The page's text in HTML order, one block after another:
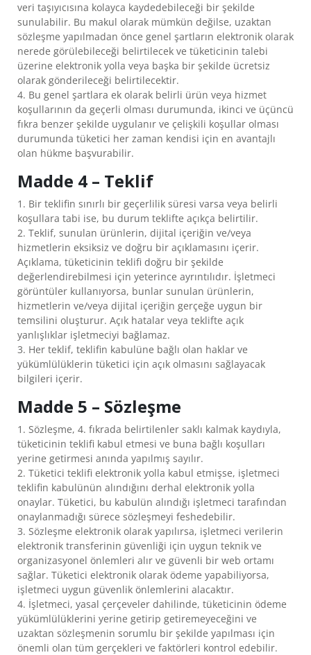
veri taşıyıcısına kolayca kaydedebileceği bir şekilde
sunulabilir. Bu makul olarak mümkün değilse, uzaktan
sözleşme yapılmadan önce genel şartların elektronik olarak
nerede görülebileceği belirtilecek ve tüketicinin talebi
üzerine elektronik yolla veya başka bir şekilde ücretsiz
olarak gönderileceği belirtilecektir.
4. Bu genel şartlara ek olarak belirli ürün veya hizmet
koşullarının da geçerli olması durumunda, ikinci ve üçüncü
fıkra benzer şekilde uygulanır ve çelişkili koşullar olması
durumunda tüketici her zaman kendisi için en avantajlı
olan hükme başvurabilir.
Madde 4 – Teklif
1. Bir teklifin sınırlı bir geçerlilik süresi varsa veya belirli
koşullara tabi ise, bu durum teklifte açıkça belirtilir.
2. Teklif, sunulan ürünlerin, dijital içeriğin ve/veya
hizmetlerin eksiksiz ve doğru bir açıklamasını içerir.
Açıklama, tüketicinin teklifi doğru bir şekilde
değerlendirebilmesi için yeterince ayrıntılıdır. İşletmeci
görüntüler kullanıyorsa, bunlar sunulan ürünlerin,
hizmetlerin ve/veya dijital içeriğin gerçeğe uygun bir
temsilini oluşturur. Açık hatalar veya teklifte açık
yanlışlıklar işletmeciyi bağlamaz.
3. Her teklif, teklifin kabulüne bağlı olan haklar ve
yükümlülüklerin tüketici için açık olmasını sağlayacak
bilgileri içerir.
Madde 5 – Sözleşme
1. Sözleşme, 4. fıkrada belirtilenler saklı kalmak kaydıyla,
tüketicinin teklifi kabul etmesi ve buna bağlı koşulları
yerine getirmesi anında yapılmış sayılır.
2. Tüketici teklifi elektronik yolla kabul etmişse, işletmeci
teklifin kabulünün alındığını derhal elektronik yolla
onaylar. Tüketici, bu kabulün alındığı işletmeci tarafından
onaylanmadığı sürece sözleşmeyi feshedebilir.
3. Sözleşme elektronik olarak yapılırsa, işletmeci verilerin
elektronik transferinin güvenliği için uygun teknik ve
organizasyonel önlemleri alır ve güvenli bir web ortamı
sağlar. Tüketici elektronik olarak ödeme yapabiliyorsa,
işletmeci uygun güvenlik önlemlerini alacaktır.
4. İşletmeci, yasal çerçeveler dahilinde, tüketicinin ödeme
yükümlülüklerini yerine getirip getiremeyeceğini ve
uzaktan sözleşmenin sorumlu bir şekilde yapılması için
önemli olan tüm gerçekleri ve faktörleri kontrol edebilir.
BALIK
YAĞI
ARASINDAKI
FARKLAR
BALIK
YAĞI
SAĞLIKLI
MIDIR?
GÜNCEL
TEKLIFLER
HABERLER
SIK
SORULAN
SORULAR
MÜŞTERI
HIZMETLERI